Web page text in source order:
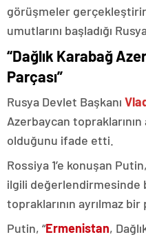
görüşmeler
umutlarını başladığı
“Dağlık Karabağ
Parçası”
Rusya Devlet Başkanı
Azerbaycan topraklarının
olduğunu ifade etti.
Rossiya 1’e konuşan
ilgili değerlendirmesinde
topraklarının ayrılmaz
Putin, “Ermenistan,